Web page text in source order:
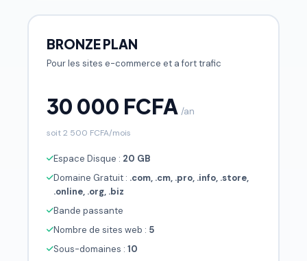
BRONZE PLAN
Pour les sites e-commerce et a fort trafic
30 000 FCFA /an
soit 2 500 FCFA/mois
Espace Disque : 20 GB
Domaine Gratuit : .com, .cm, .pro, .info, .store,
.online, .org, .biz
Bande passante
Nombre de sites web : 5
Sous-domaines : 10